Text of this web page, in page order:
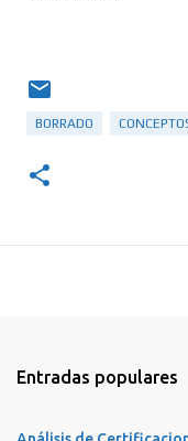
BORRADO
Entradas populares